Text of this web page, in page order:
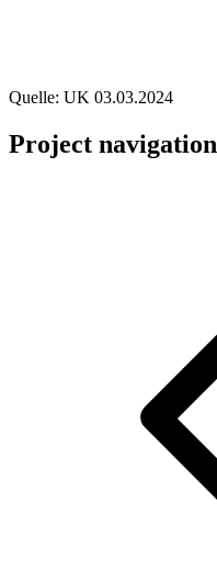
Quelle: UK 03.03.2024
Project navigation